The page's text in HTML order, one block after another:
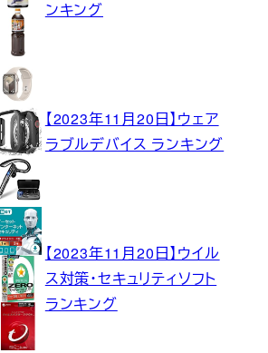
ンキング
【2023年11月20日】ウェア
ラブルデバイス ランキング
【2023年11月20日】ウイル
ス対策・セキュリティソフト
ランキング